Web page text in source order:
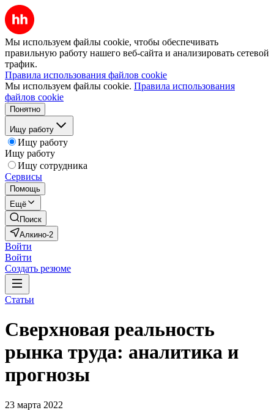
Мы используем файлы cookie, чтобы обеспечивать
правильную работу нашего веб-сайта и анализировать сетевой
трафик.
Правила использования файлов cookie
Мы используем файлы cookie. Правила использования
файлов cookie
Понятно
Ищу работу
Ищу работу
Ищу работу
Ищу сотрудника
Сервисы
Помощь
Ещё
Поиск
Алкино-2
Войти
Войти
Создать резюме
Статьи
Сверхновая реальность
рынка труда: аналитика и
прогнозы
23 марта 2022